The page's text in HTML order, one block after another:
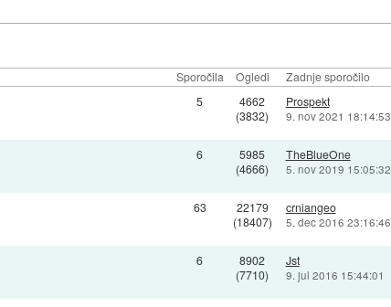
Sporočila Ogledi Zadnje sporočilo
5
4662
(3832)
Prospekt
9. nov 2021 18:14:53
6
5985
(4666)
TheBlueOne
5. nov 2019 15:05:32
63
22179
(18407)
crniangeo
5. dec 2016 23:16:46
6
8902
(7710)
Jst
9. jul 2016 15:44:01